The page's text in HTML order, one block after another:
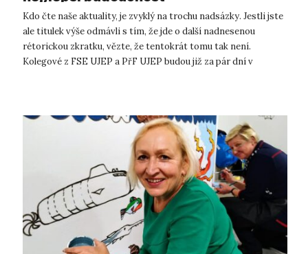
Kdo čte naše aktuality, je zvyklý na trochu nadsázky. Jestli jste
ale titulek výše odmávli s tím, že jde o další nadnesenou
rétorickou zkratku, vězte, že tentokrát tomu tak není.
Kolegové z FSE UJEP a PřF UJEP budou již za pár dní v